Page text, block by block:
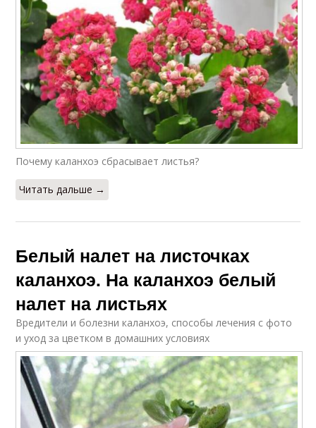
Почему каланхоэ сбрасывает листья?
Читать дальше →
Белый налет на листочках
каланхоэ. На каланхоэ белый
налет на листьях
Вредители и болезни каланхоэ, способы лечения с фото
и уход за цветком в домашних условиях